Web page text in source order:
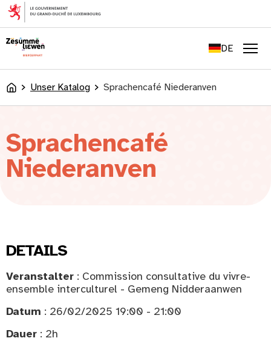
springen
DE
LU
AccueilUnser Katalog Sprachencafé Niederanven
Sprachencafé
Niederanven
DETAILS
Veranstalter : Commission consultative du vivre-
ensemble interculturel - Gemeng Nidderaanwen
Datum : 26/02/2025 19:00 - 21:00
Dauer : 2h